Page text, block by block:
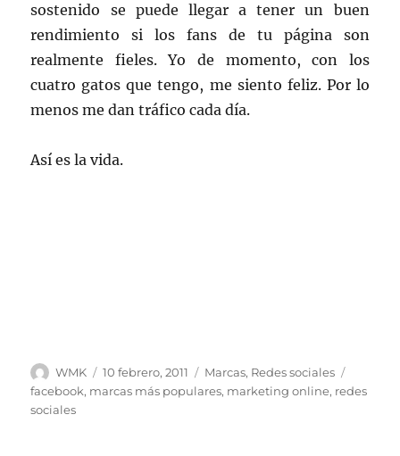
sostenido se puede llegar a tener un buen
rendimiento si los fans de tu página son
realmente fieles. Yo de momento, con los
cuatro gatos que tengo, me siento feliz. Por lo
menos me dan tráfico cada día.
Así es la vida.
Autor
WMK
Publicado
el
10 febrero, 2011 Categorías
Marcas, Redes sociales
facebook, marcas más populares, marketing online, redes
sociales